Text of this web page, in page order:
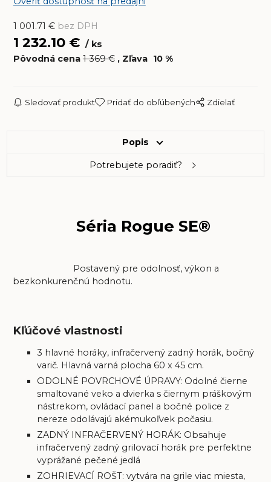
1 001.71 € bez DPH
1 232.10€
ks
Pôvodná cena 1 369€ Zľava 10%
Sledovať produkt Pridať do obľúbených Zdielať
Popis
Potrebujete poradiť?
Séria Rogue SE®
Postavený pre odolnosť, výkon a
bezkonkurenčnú hodnotu.
Kľúčové vlastnosti
3 hlavné horáky, infračervený zadný horák, bočný
varič. Hlavná varná plocha 60 x 45 cm.
ODOLNÉ POVRCHOVÉ ÚPRAVY: Odolné čierne
smaltované veko a dvierka s čiernym práškovým
nástrekom, ovládací panel a bočné police z
nereze odolávajú akémukoľvek počasiu.
ZADNÝ INFRAČERVENÝ HORÁK: Obsahuje
infračervený zadný grilovací horák pre perfektne
vyprážané pečené jedlá
ZOHRIEVACÍ ROŠT: vytvára na grile viac miesta,